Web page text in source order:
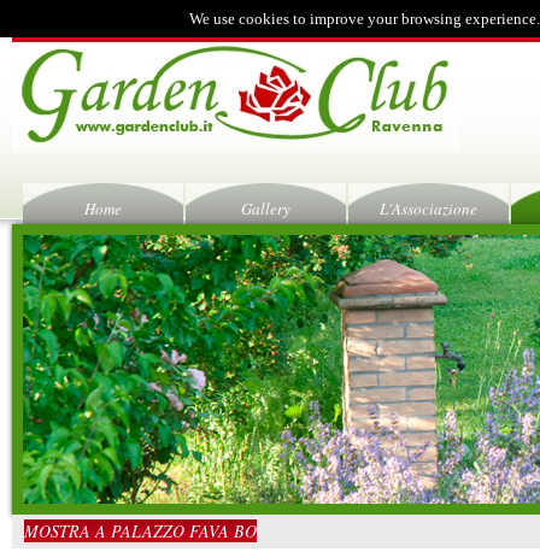
We use cookies to improve your browsing
Home Gallery L'Associazione
MOSTRA A PALAZZO FAVA BO